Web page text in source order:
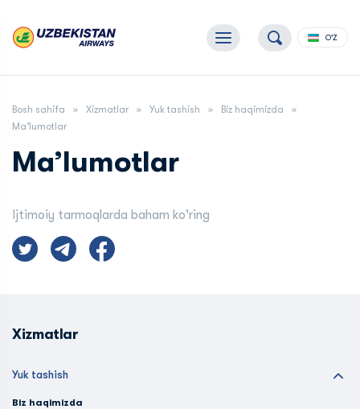
O'Z
Bosh sahifa Xizmatlar Yuk tashish
Biz haqimizda
Ma’lumotlar
Ma’lumotlar
Ijtimoiy tarmoqlarda baham ko'ring
Xizmatlar
Yuk tashish
Biz haqimizda